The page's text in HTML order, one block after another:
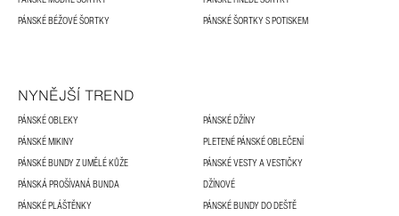
PÁNSKÉ BÉŽOVÉ ŠORTKY
PÁNSKÉ ŠORTKY S POTISKEM
NYNĚJŠÍ TREND
PÁNSKÉ OBLEKY
PÁNSKÉ DŽÍNY
PÁNSKÉ MIKINY
PLETENÉ PÁNSKÉ OBLEČENÍ
PÁNSKÉ BUNDY Z UMĚLÉ KŮŽE
PÁNSKÉ VESTY A VESTIČKY
PÁNSKÁ PROŠÍVANÁ BUNDA
DŽÍNOVÉ
PÁNSKÉ PLÁŠTĚNKY
PÁNSKÉ BUNDY DO DEŠTĚ